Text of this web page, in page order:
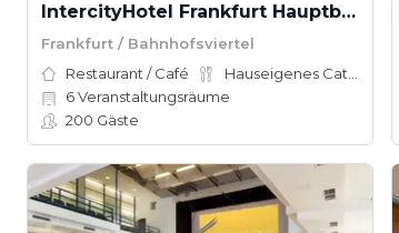
IntercityHotel Frankfurt Hauptbahnhof Süd
Frankfurt / Bahnhofsviertel
Restaurant / Café
6Veranstaltungsräume
200 Gäste